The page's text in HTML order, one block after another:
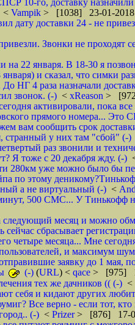
10-го, доставку
< Vampik > [1038] 23-01-2018
дату доставки 24 - не
Звонки не
на 22 января. В 18-30 я
и сказал, что симки
НГ 4 раза назначали
звонок. (-) < xReason >
активировали, пока
прямого номера... Это
вам сообщить срок
странный у них там "сбой" (-)
раз звонили и
Я тоже с 20 декабря жду. (-)
280км уже можно было бы
по этому
а не виртуальный (-) <
500 СМС... У Тинькофф
следующий месяц и можно
сейчас сбрасывает
четыре месяца... Мне
и максимум
заявку до 1 мая,
(-) (URL) < qace > [975]
тех же дачников (( (-) <
себя и кидают других
Все верно - если тот,
(-) < Prizer> [876] 17-